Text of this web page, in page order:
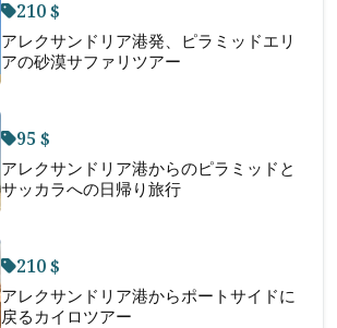
210 $
アレクサンドリア港発、ピラミッドエリ
アの砂漠サファリツアー
95 $
アレクサンドリア港からのピラミッドと
サッカラへの日帰り旅行
210 $
アレクサンドリア港からポートサイドに
戻るカイロツアー